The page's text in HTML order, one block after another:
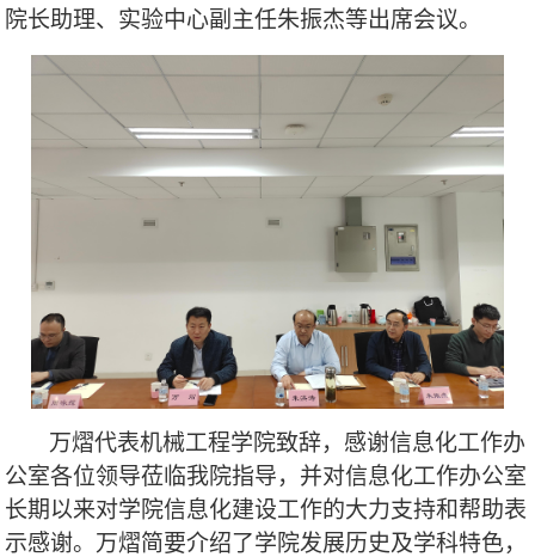
院长助理、实验中心副主任朱振杰等出席会议。
万熠代表机械工程学院致辞，感谢信息化工作办
公室各位领导莅临我院指导，并对信息化工作办公室
长期以来对学院信息化建设工作的大力支持和帮助表
示感谢。万熠简要介绍了学院发展历史及学科特色，